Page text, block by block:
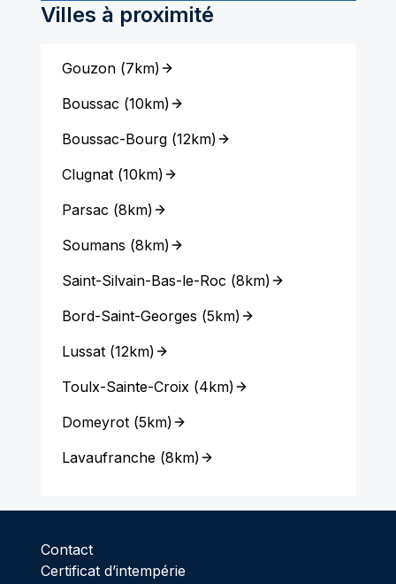
Villes à proximité
Gouzon(7km)
Boussac (10km)
Boussac-Bourg(12km)
Clugnat(10km)
Parsac (8km)
Soumans (8km)
Saint-Silvain-Bas-le-Roc (8km)
Bord-Saint-Georges (5km)
Lussat(12km)
Toulx-Sainte-Croix(4km)
Domeyrot(5km)
Lavaufranche(8km)
Contact
Certificat d’intempérie